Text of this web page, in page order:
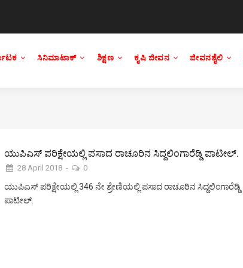
ಸಿನಿಮಾಟಾಕ್ ಶಿಕ್ಷಣ ಕೃಷಿ ಜೀವನ ಜೀವನಶೈಲಿ
ಯುಪಿಎಸ್ ಪರಿಕ್ಷೇಯಲ್ಲಿ ಪಸಾದ ರಾಚೂರಿನ ಸಿದ್ದಲಿಂಗಾರೆಡ್ಡಿ ಪಾಟೀಲ್.
28 April 2018 - 0
ಯುಪಿಎಸ್ ಪರಿಕ್ಷೇಯಲ್ಲಿ 346 ನೇ ಶ್ರೇಣಿಯಲ್ಲಿ ಪಸಾದ ರಾಚೂರಿನ ಸಿದ್ದಲಿಂಗಾರೆಡ್ಡಿ
ಪಾಟೀಲ್.